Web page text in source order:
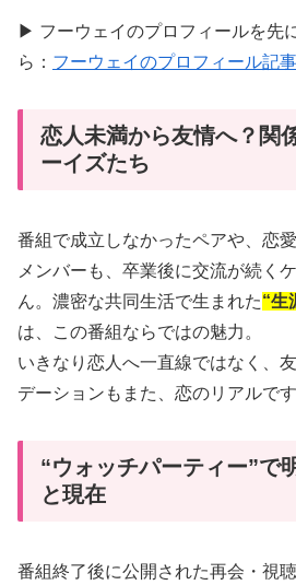
▶ フーウェイのプロフィールを先
ら： フーウェイのプロフィール記事
恋人未満から友情へ？関
ーイズたち
番組で成立しなかったペアや、恋
メンバーも、卒業後に交流が続く
ん。濃密な共同生活で生まれた“生
は、この番組ならではの魅力。
いきなり恋人へ一直線ではなく、
デーションもまた、恋のリアルです
“ウォッチパーティー”で
と現在
番組終了後に公開された再会・視